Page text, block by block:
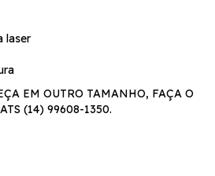
laser
EM OUTRO TAMANHO, FAÇA O
(14) 99608-1350.